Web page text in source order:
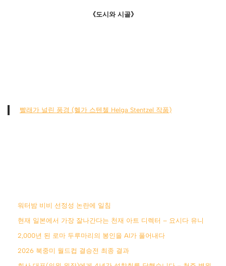
《도시와 시골》
빨래가 널린 풍경 (헬가 스텐첼 Helga Stentzel 작품)
워터밤 비비 선정성 논란에 일침
현재 일본에서 가장 잘나간다는 천재 아트 디렉터 – 요시다 유니
2,000년 된 로마 두루마리의 봉인을 AI가 풀어내다
2026 북중미 월드컵 결승전 최종 결과